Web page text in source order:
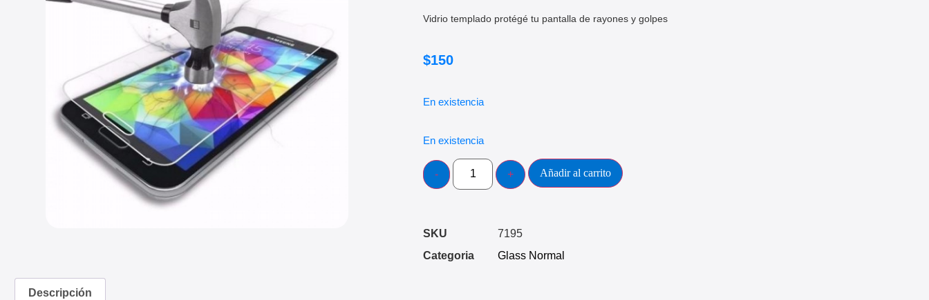
Vidrio templado protégé tu pantalla de rayones y golpes
$150
En existencia
En existencia
Añadir al carrito
SKU
7195
Categoria
Glass Normal
Descripción